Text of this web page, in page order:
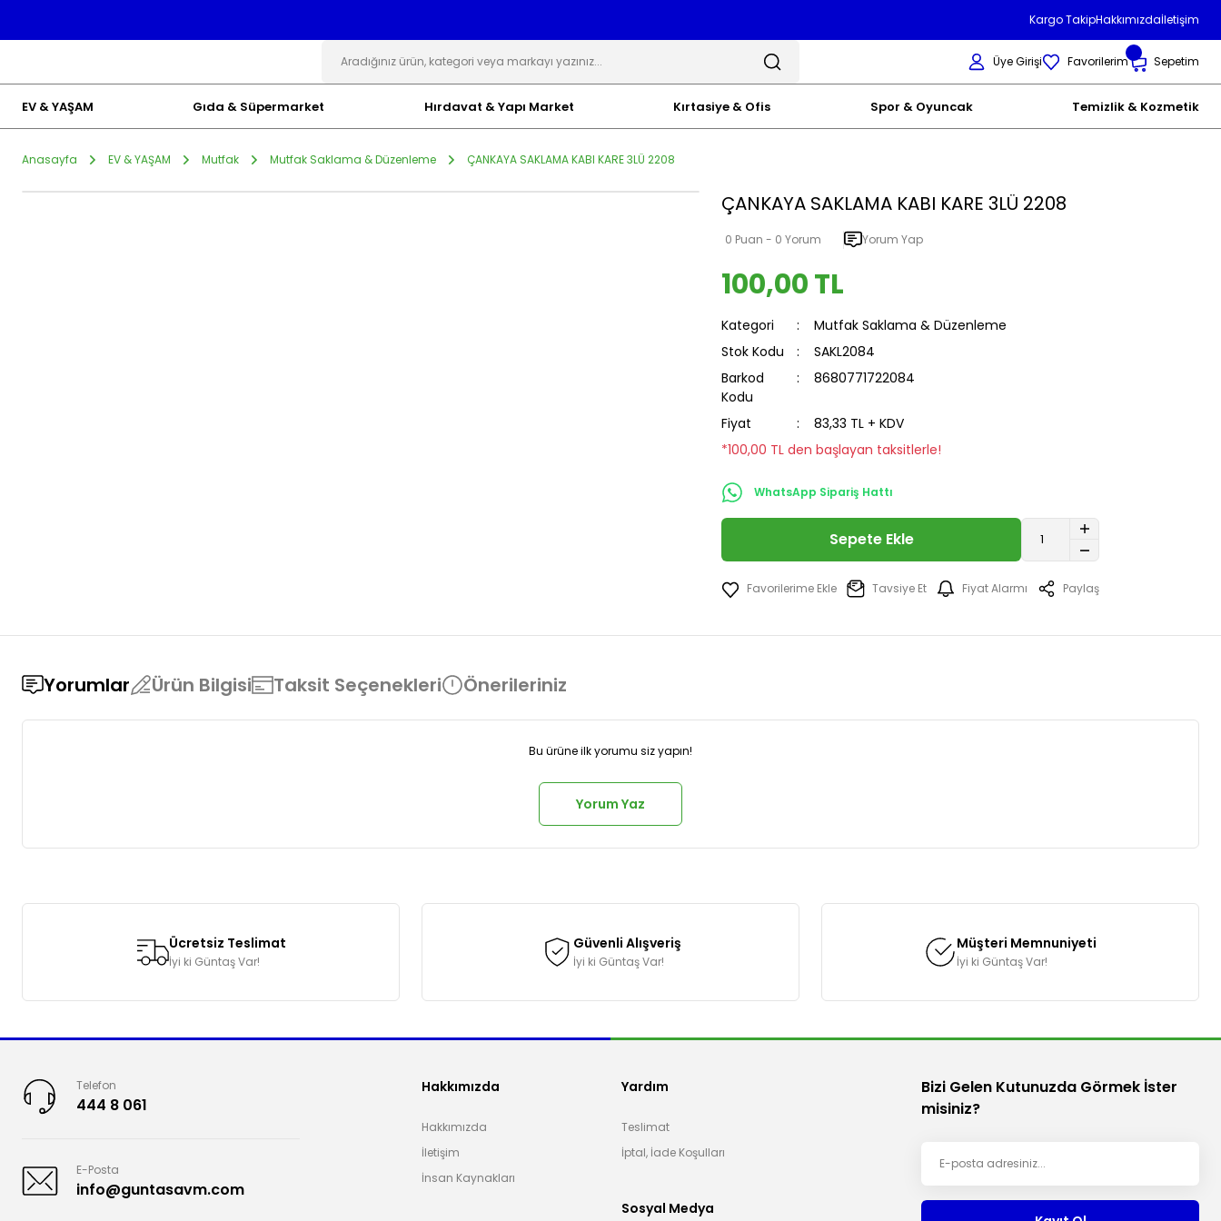
Kargo TakipHakkımızdaİletişim
Üye Girişi Favorilerim Sepetim
EV & YAŞAM Gıda & Süpermarket Hırdavat & Yapı Market Kırtasiye & Ofis Spor & Oyuncak Temizlik & Kozmetik
Anasayfa EV & YAŞAM Mutfak Mutfak Saklama & Düzenleme ÇANKAYA SAKLAMA KABI KARE 3LÜ 2208
ÇANKAYA SAKLAMA KABI KARE 3LÜ 2208
0 Puan - 0 Yorum Yorum Yap
100,00 TL
Kategori
Mutfak Saklama & Düzenleme
Stok Kodu
SAKL2084
Barkod
Kodu
8680771722084
Fiyat
83,33 TL + KDV
*100,00 TL den başlayan taksitlerle!
WhatsApp Sipariş Hattı
Sepete Ekle
Tavsiye Et Fiyat Alarmı Paylaş
Yorumlar Ürün Bilgisi Taksit Seçenekleri Önerileriniz
Bu ürüne ilk yorumu siz yapın!
Yorum Yaz
Ürün resmi kalitesiz, bozuk veya görüntülenemiyor.
Ürün açıklamasında eksik bilgiler bulunuyor.
Ürün bilgilerinde hatalar bulunuyor.
Ücretsiz Teslimat
İyi ki Güntaş Var!
Güvenli Alışveriş
İyi ki Güntaş Var!
Müşteri Memnuniyeti
İyi ki Güntaş Var!
Telefon
444 8 061
E-Posta
info@guntasavm.com
Hakkımızda
Hakkımızda
İletişim
İnsan Kaynakları
Yardım
Teslimat
İptal, İade Koşulları
Sosyal Medya
Bizi Gelen Kutunuzda Görmek İster
misiniz?